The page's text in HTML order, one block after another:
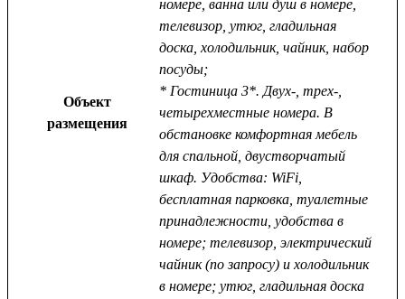
Объект
размещения
номере, ванна или душ в номере,
телевизор, утюг, гладильная
доска, холодильник, чайник, набор
посуды;
* Гостиница 3*. Двух-, трех-,
четырехместные номера. В
обстановке комфортная мебель
для спальной, двустворчатый
шкаф. Удобства: WiFi,
бесплатная парковка, туалетные
принадлежности, удобства в
номере; телевизор, электрический
чайник (по запросу) и холодильник
в номере; утюг, гладильная доска